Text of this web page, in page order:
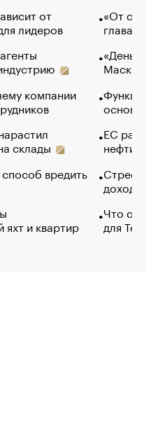
от
лидеров
компании
склады
вредить
и квартир
«От
глава
Маск в
основ
ЕС
нефти
Что
для